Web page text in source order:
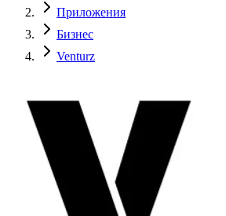
Приложения
Бизнес
Venturz